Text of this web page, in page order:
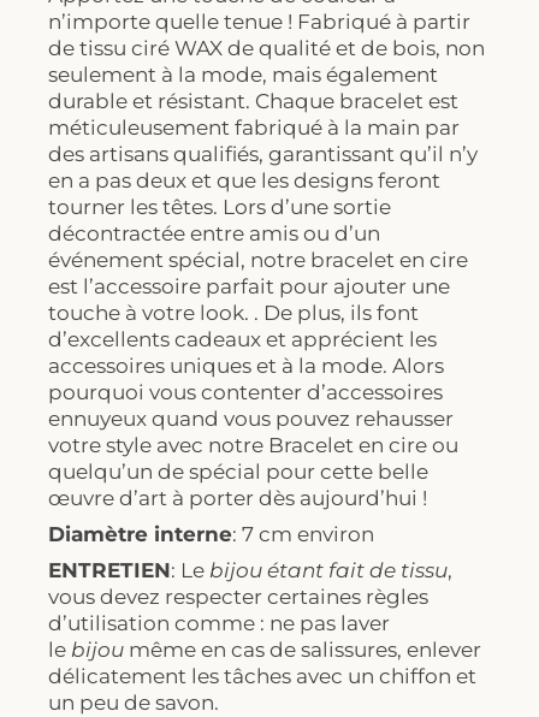
n’importe quelle tenue ! Fabriqué à partir
de tissu ciré WAX de qualité et de bois, non
seulement à la mode, mais également
durable et résistant. Chaque bracelet est
méticuleusement fabriqué à la main par
des artisans qualifiés, garantissant qu’il n’y
en a pas deux et que les designs feront
tourner les têtes. Lors d’une sortie
décontractée entre amis ou d’un
événement spécial, notre bracelet en cire
est l’accessoire parfait pour ajouter une
touche à votre look. . De plus, ils font
d’excellents cadeaux et apprécient les
accessoires uniques et à la mode. Alors
pourquoi vous contenter d’accessoires
ennuyeux quand vous pouvez rehausser
votre style avec notre Bracelet en cire ou
quelqu’un de spécial pour cette belle
œuvre d’art à porter dès aujourd’hui !
Diamètre interne: 7 cm environ
ENTRETIEN: Le bijou étant fait de tissu,
vous devez respecter certaines règles
d’utilisation comme : ne pas laver
le bijou même en cas de salissures, enlever
délicatement les tâches avec un chiffon et
un peu de savon.